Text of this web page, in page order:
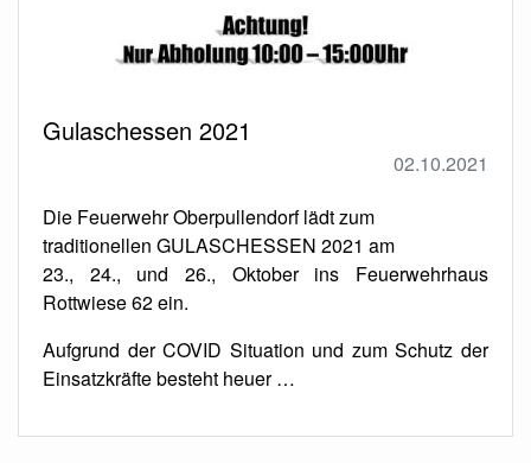
Gulaschessen 2021
02.10.2021
Die Feuerwehr Oberpullendorf lädt zum
traditionellen GULASCHESSEN 2021 am
23., 24., und 26., Oktober ins Feuerwehrhaus
Rottwiese 62 ein.
Aufgrund der COVID Situation und zum Schutz der
Einsatzkräfte besteht heuer …